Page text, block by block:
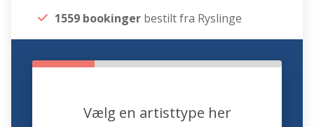
1559 bookinger bestilt fra Ryslinge
Vælg en artisttype her